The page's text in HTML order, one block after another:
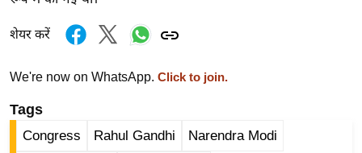
बॉ
वु
हॉ
ली
शेयर करें
We're now on WhatsApp. Click to join.
Tags
Congress Rahul Gandhi Narendra Modi